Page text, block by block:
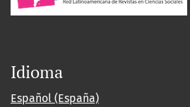
Idioma
Español (España)